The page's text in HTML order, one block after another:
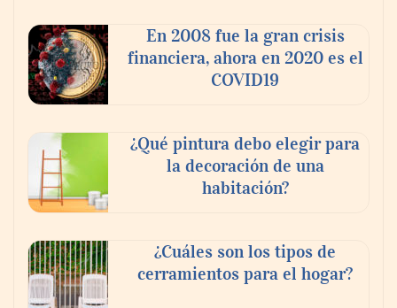
Ricardo Palacio EscobarEn 2008 fue la gran crisis
financiera, ahora en 2020 es el
COVID19
¿Qué pintura debo elegir para
la decoración de una
habitación?
¿Cuáles son los tipos de
cerramientos para el hogar?